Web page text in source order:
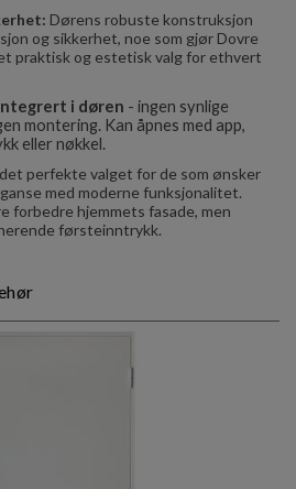
Dørens robuste konstruksjon
og sikkerhet, noe som gjør Dovre
praktisk og estetisk valg for ethvert
i døren - ingen synlige
montering. Kan åpnes med app,
eller nøkkel.
perfekte valget for de som ønsker
med moderne funksjonalitet.
forbedre hjemmets fasade, men
førsteinntrykk.